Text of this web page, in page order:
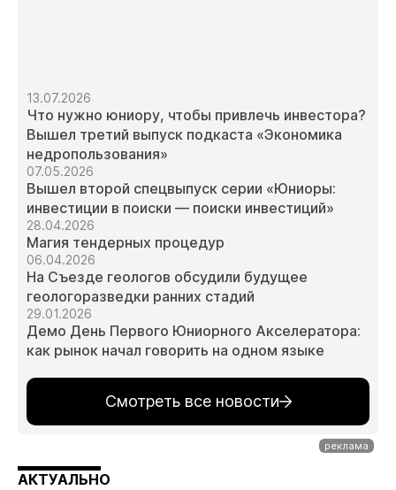
13.07.2026
Что нужно юниору, чтобы привлечь инвестора?
Вышел третий выпуск подкаста «Экономика
недропользования»
07.05.2026
Вышел второй спецвыпуск серии «Юниоры:
инвестиции в поиски — поиски инвестиций»
28.04.2026
Магия тендерных процедур
06.04.2026
На Съезде геологов обсудили будущее
геологоразведки ранних стадий
29.01.2026
Демо День Первого Юниорного Акселератора:
как рынок начал говорить на одном языке
Смотреть все новости
АКТУАЛЬНО